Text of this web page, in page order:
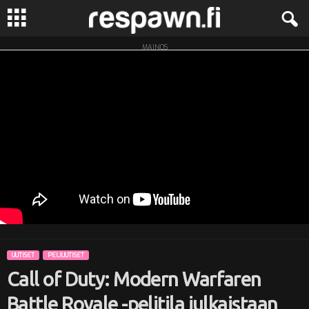
R
w
MAINOS
UUTISET PELIUUTISET
Call of Duty: Modern Warfaren
Battle Royale -pelitila julkaistaan